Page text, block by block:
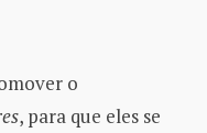
o
, para que eles se